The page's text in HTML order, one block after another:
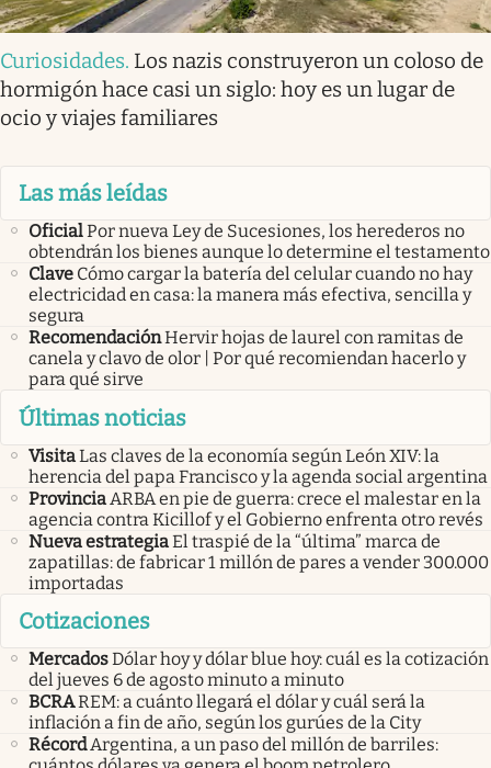
Curiosidades. Los nazis construyeron un coloso de
hormigón hace casi un siglo: hoy es un lugar de
ocio y viajes familiares
Las más leídas
OficialPor nueva Ley de Sucesiones, los herederos no
obtendrán los bienes aunque lo determine el testamento
Clave Cómo cargar la batería del celular cuando no hay
electricidad en casa: la manera más efectiva, sencilla y
segura
RecomendaciónHervir hojas de laurel con ramitas de
canela y clavo de olor | Por qué recomiendan hacerlo y
para qué sirve
Últimas noticias
VisitaLas claves de la economía según León XIV: la
herencia del papa Francisco y la agenda social argentina
ProvinciaARBA en pie de guerra: crece el malestar en la
agencia contra Kicillof y el Gobierno enfrenta otro revés
Nueva estrategiaEl traspié de la “última” marca de
zapatillas: de fabricar 1 millón de pares a vender 300.000
importadas
Cotizaciones
MercadosDólar hoy y dólar blue hoy: cuál es la cotización
del jueves 6 de agosto minuto a minuto
BCRAREM: a cuánto llegará el dólar y cuál será la
inflación a fin de año, según los gurúes de la City
RécordArgentina, a un paso del millón de barriles: